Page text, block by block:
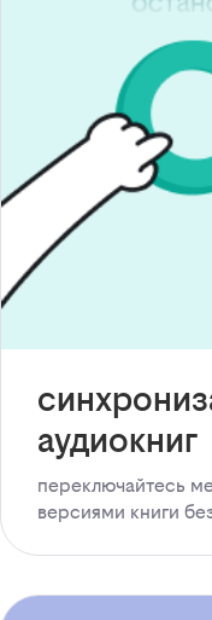
аудиокниг
переключайтесь
версиями книги